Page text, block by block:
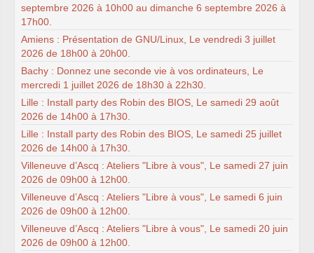
septembre 2026 à 10h00 au dimanche 6 septembre 2026 à
17h00.
Amiens : Présentation de GNU/Linux, Le vendredi 3 juillet
2026 de 18h00 à 20h00.
Bachy : Donnez une seconde vie à vos ordinateurs, Le
mercredi 1 juillet 2026 de 18h30 à 22h30.
Lille : Install party des Robin des BIOS, Le samedi 29 août
2026 de 14h00 à 17h30.
Lille : Install party des Robin des BIOS, Le samedi 25 juillet
2026 de 14h00 à 17h30.
Villeneuve d’Ascq : Ateliers "Libre à vous", Le samedi 27 juin
2026 de 09h00 à 12h00.
Villeneuve d’Ascq : Ateliers "Libre à vous", Le samedi 6 juin
2026 de 09h00 à 12h00.
Villeneuve d’Ascq : Ateliers "Libre à vous", Le samedi 20 juin
2026 de 09h00 à 12h00.